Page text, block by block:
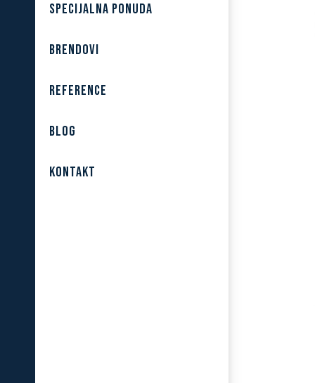
SPECIJALNA PONUDA
BRENDOVI
REFERENCE
BLOG
KONTAKT